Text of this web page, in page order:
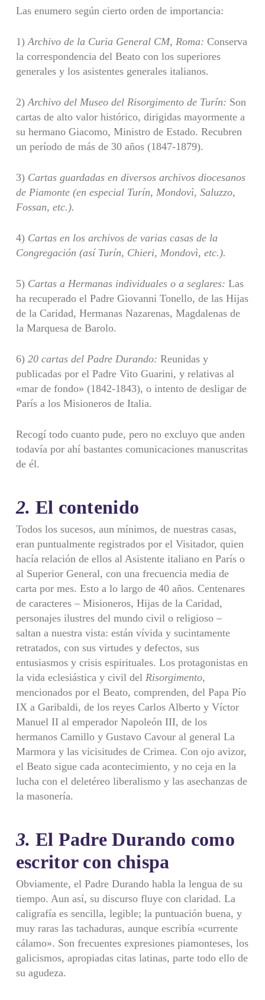
Las enumero según cierto orden de importancia:
1)Archivo de la Curia General CM, Roma: Conserva
la correspondencia del Beato con los superiores
generales y los asistentes generales italianos.
2)Archivo del Museo del Risorgimento de Turín: Son
cartas de alto valor histórico, dirigidas mayormente a
su hermano Giacomo, Ministro de Estado. Recubren
un período de más de 30 años (1847-1879).
3) Cartas guardadas en diversos archivos diocesanos
de Piamonte (en especial Turín, Mondovì, Saluzzo,
Fossan, etc.).
4) Cartas en los archivos de varias casas de la
Congregación (así Turín, Chieri, Mondovì, etc.).
5) Cartas a Hermanas individuales o a seglares: Las
ha recuperado el Padre Giovanni Tonello, de las Hijas
de la Caridad, Hermanas Nazarenas, Magdalenas de
la Marquesa de Barolo.
6) 20 cartas del Padre Durando: Reunidas y
publicadas por el Padre Vito Guarini, y relativas al
«mar de fondo» (1842-1843), o intento de desligar de
París a los Misioneros de Italia.
Recogí todo cuanto pude, pero no excluyo que anden
todavía por ahí bastantes comunicaciones manuscritas
de él.
2. El contenido
Todos los sucesos, aun mínimos, de nuestras casas,
eran puntualmente registrados por el Visitador, quien
hacía relación de ellos al Asistente italiano en París o
al Superior General, con una frecuencia media de
carta por mes. Esto a lo largo de 40 años. Centenares
de caracteres – Misioneros, Hijas de la Caridad,
personajes ilustres del mundo civil o religioso –
saltan a nuestra vista: están vívida y sucintamente
retratados, con sus virtudes y defectos, sus
entusiasmos y crisis espirituales. Los protagonistas en
la vida eclesiástica y civil del Risorgimento,
mencionados por el Beato, comprenden, del Papa Pío
IX a Garibaldi, de los reyes Carlos Alberto y Víctor
Manuel II al emperador Napoleón III, de los
hermanos Camillo y Gustavo Cavour al general La
Marmora y las vicisitudes de Crimea. Con ojo avizor,
el Beato sigue cada acontecimiento, y no ceja en la
lucha con el deletéreo liberalismo y las asechanzas de
la masonería.
3. El Padre Durando como
escritor con chispa
Obviamente, el Padre Durando habla la lengua de su
tiempo. Aun así, su discurso fluye con claridad. La
caligrafía es sencilla, legible; la puntuación buena, y
muy raras las tachaduras, aunque escribía «currente
cálamo». Son frecuentes expresiones piamonteses, los
galicismos, apropiadas citas latinas, parte todo ello de
su agudeza.